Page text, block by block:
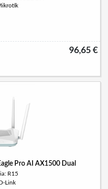
96,65 €
Pro AI AX1500 Dual
R15
Link